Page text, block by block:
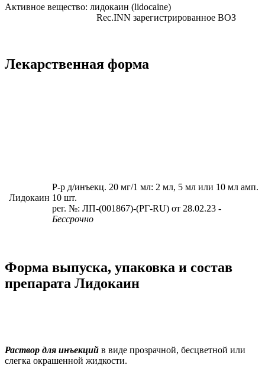
Активное вещество: лидокаин (lidocaine)
Rec.INN зарегистрированное ВОЗ
Лекарственная форма
Лидокаин
Р-р д/инъекц. 20 мг/1 мл: 2 мл, 5 мл или 10 мл амп.
10 шт.
рег. №: ЛП-(001867)-(РГ-RU) от 28.02.23 -
Бессрочно
Форма выпуска, упаковка и состав
препарата Лидокаин
Раствор для инъекций в виде прозрачной, бесцветной или
слегка окрашенной жидкости.